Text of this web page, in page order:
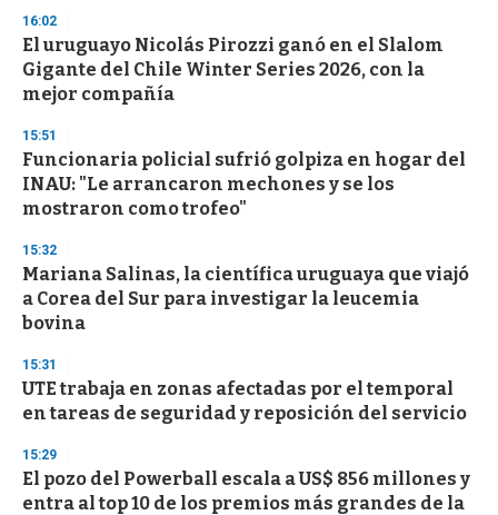
3
s
e
c
o
d
s
16:02
El uruguayo Nicolás Pirozzi ganó en el Slalom
Gigante del Chile Winter Series 2026, con la
mejor compañía
15:51
Funcionaria policial sufrió golpiza en hogar del
INAU: "Le arrancaron mechones y se los
mostraron como trofeo"
15:32
Mariana Salinas, la científica uruguaya que viajó
a Corea del Sur para investigar la leucemia
bovina
15:31
UTE trabaja en zonas afectadas por el temporal
en tareas de seguridad y reposición del servicio
15:29
El pozo del Powerball escala a US$ 856 millones y
entra al top 10 de los premios más grandes de la